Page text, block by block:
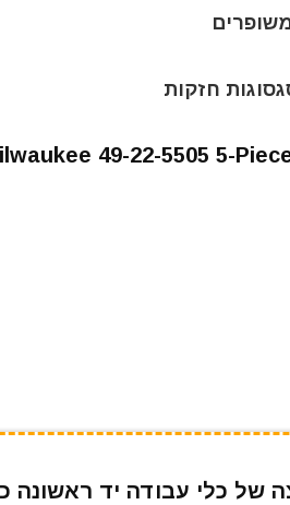
חזקות
49-22-5505 5-
של כלי עבודה יד ראשונה